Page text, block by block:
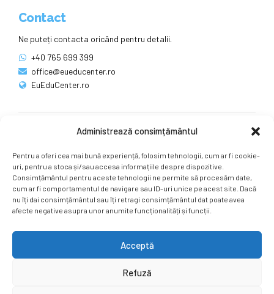
Administrează consimțământul
Pentru a oferi cea mai bună experiență, folosim tehnologii, cum ar fi cookie-
uri, pentru a stoca și/sau accesa informațiile despre dispozitive.
Consimțământul pentru aceste tehnologii ne permite să procesăm date,
cum ar fi comportamentul de navigare sau ID-uri unice pe acest site. Dacă
nu îți dai consimțământul sau îți retragi consimțământul dat poate avea
afecte negative asupra unor anumite funcționalități și funcții.
Acceptă
Refuză
Contact
Ne puteți contacta oricând pentru detalii.
+40 765 699 399
office@eueducenter.ro
EuEduCenter.ro
Ne puteți găsi și pe rețelele sociale.